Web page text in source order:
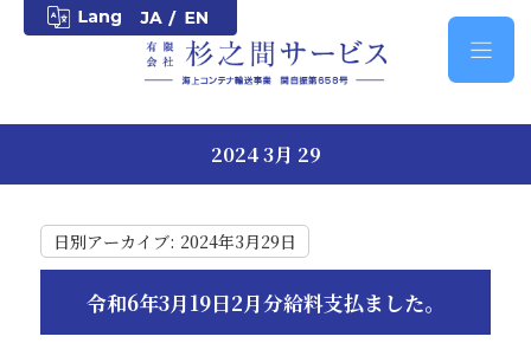
2024 3月 29
日別アーカイブ: 2024年3月29日
令和6年3月19日2月分給料支払ました。